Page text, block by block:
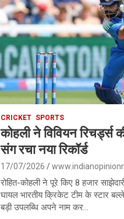
CRICKET SPORTS
कोहली ने विवियन रिचर्ड्स
संग रचा नया रिकॉर्ड
17/07/2026
रोहित-कोहली ने पूरे किए 8 हजार
घायल भारतीय क्रिकेट टीम के स्टार
बड़ी उपलब्धि अपने नाम कर…